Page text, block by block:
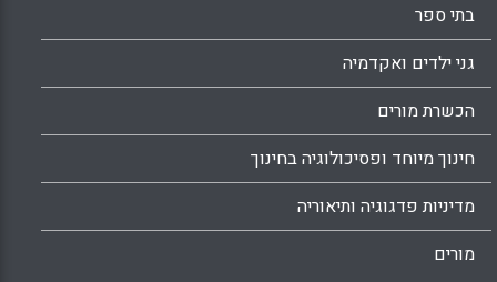
בתי ספר
גני ילדים ואקדמיה
הכשרת מורים
חינוך מיוחד ופסיכולוגיה בחינוך
מדיניות פדגוגיה ותיאוריה
מורים